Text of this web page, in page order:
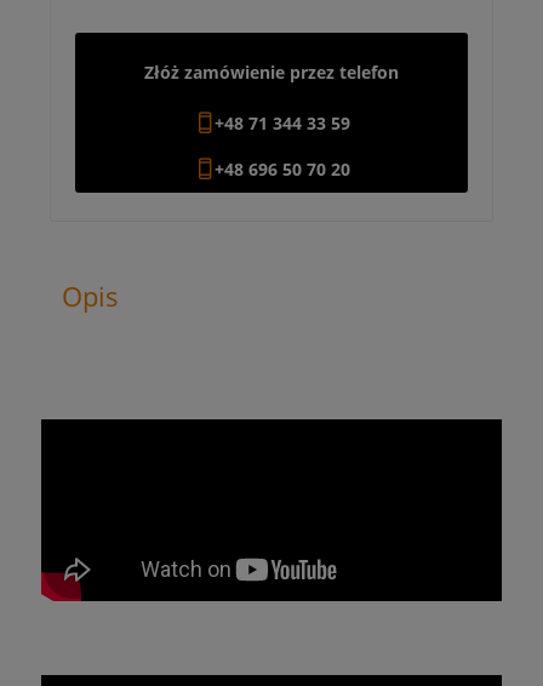
Złóż zamówienie przez telefon
+48 71 344 33 59
+48 696 50 70 20
Opis